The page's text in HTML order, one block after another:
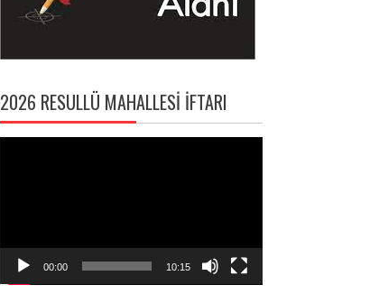
2026 RESULLÜ MAHALLESI İFTARI
00:00 10:15